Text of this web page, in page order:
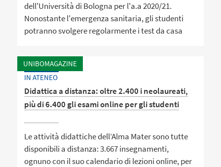
dell'Università di Bologna per l'a.a 2020/21.
Nonostante l'emergenza sanitaria, gli studenti
potranno svolgere regolarmente i test da casa
UNIBOMAGAZINE
IN ATENEO
Didattica a distanza: oltre 2.400 i neolaureati,
più di 6.400 gli esami online per gli studenti
Le attività didattiche dell’Alma Mater sono tutte
disponibili a distanza: 3.667 insegnamenti,
ognuno con il suo calendario di lezioni online, per